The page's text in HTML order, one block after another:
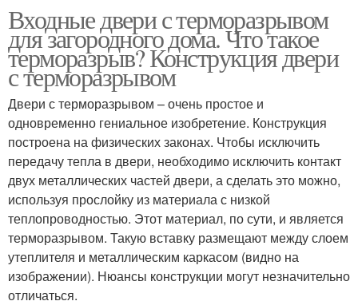
Входные двери с терморазрывом
для загородного дома. Что такое
терморазрыв? Конструкция двери
с терморазрывом
Двери с терморазрывом – очень простое и
одновременно гениальное изобретение. Конструкция
построена на физических законах. Чтобы исключить
передачу тепла в двери, необходимо исключить контакт
двух металлических частей двери, а сделать это можно,
используя прослойку из материала с низкой
теплопроводностью. Этот материал, по сути, и является
терморазрывом. Такую вставку размещают между слоем
утеплителя и металлическим каркасом (видно на
изображении). Нюансы конструкции могут незначительно
отличаться.